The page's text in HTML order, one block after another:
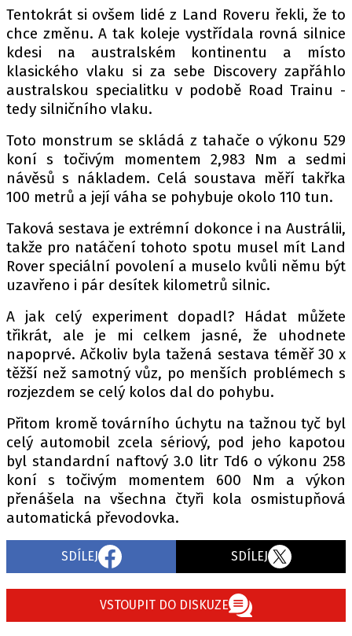
ETICKÝ KODEX
KONTAKT
VYDAVATEL
OSOBNÍ ÚDAJE / COOKIES
Provozovatelem serveru autoroad.cz je
INCORP MEDIA GROUP s.r.o., IČ: 118 23 054
Tentokrát si ovšem lidé z Land Roveru řekli, že to
chce změnu. A tak koleje vystřídala rovná silnice
kdesi na australském kontinentu a místo
klasického vlaku si za sebe Discovery zapřáhlo
australskou specialitku v podobě Road Trainu -
tedy silničního vlaku.
Toto monstrum se skládá z tahače o výkonu 529
koní s točivým momentem 2,983 Nm a sedmi
návěsů s nákladem. Celá soustava měří takřka
100 metrů a její váha se pohybuje okolo 110 tun.
Taková sestava je extrémní dokonce i na Austrálii,
takže pro natáčení tohoto spotu musel mít Land
Rover speciální povolení a muselo kvůli němu být
uzavřeno i pár desítek kilometrů silnic.
A jak celý experiment dopadl? Hádat můžete
třikrát, ale je mi celkem jasné, že uhodnete
napoprvé. Ačkoliv byla tažená sestava téměř 30 x
těžší než samotný vůz, po menších problémech s
rozjezdem se celý kolos dal do pohybu.
Přitom kromě továrního úchytu na tažnou tyč byl
celý automobil zcela sériový, pod jeho kapotou
byl standardní naftový 3.0 litr Td6 o výkonu 258
koní s točivým momentem 600 Nm a výkon
přenášela na všechna čtyři kola osmistupňová
automatická převodovka.
SDÍLEJ SDÍLEJ
VSTOUPIT DO DISKUZE